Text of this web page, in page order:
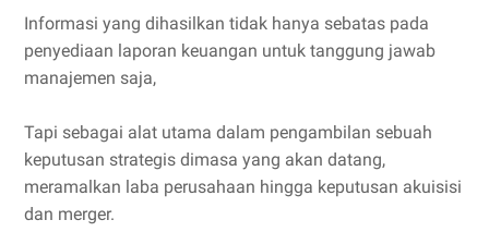
Informasi yang dihasilkan tidak hanya sebatas pada
penyediaan laporan keuangan untuk tanggung jawab
manajemen saja,
Tapi sebagai alat utama dalam pengambilan sebuah
keputusan strategis dimasa yang akan datang,
meramalkan laba perusahaan hingga keputusan akuisisi
dan merger.